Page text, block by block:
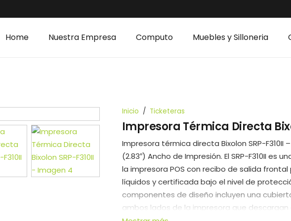
Home Nuestra Empresa Computo Muebles y Silloneria
Inicio / Ticketeras
Impresora Térmica Directa
Impresora térmica directa Bixolon SRP-F310II
(2.83″) Ancho de Impresión. El SRP-F310II es
la impresora POS con recibo de salida
líquidos y certificada bajo el nivel de
componentes de diseño incluyen una
ambos lados de la impresora que